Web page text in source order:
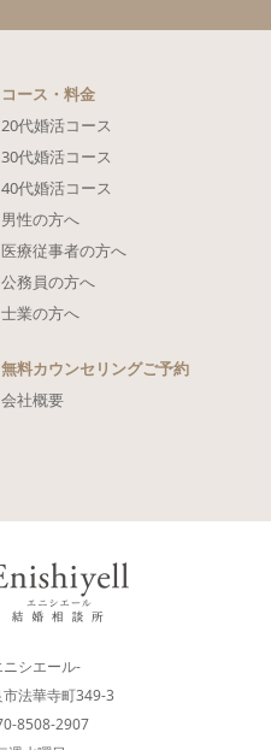
コース・料金
20代婚活コース
30代婚活コース
40代婚活コース
男性の方へ
医療従事者の方へ
公務員の方へ
士業の方へ
無料カウンセリングご予約
会社概要
シエール-
法華寺町349-3
8508-2907